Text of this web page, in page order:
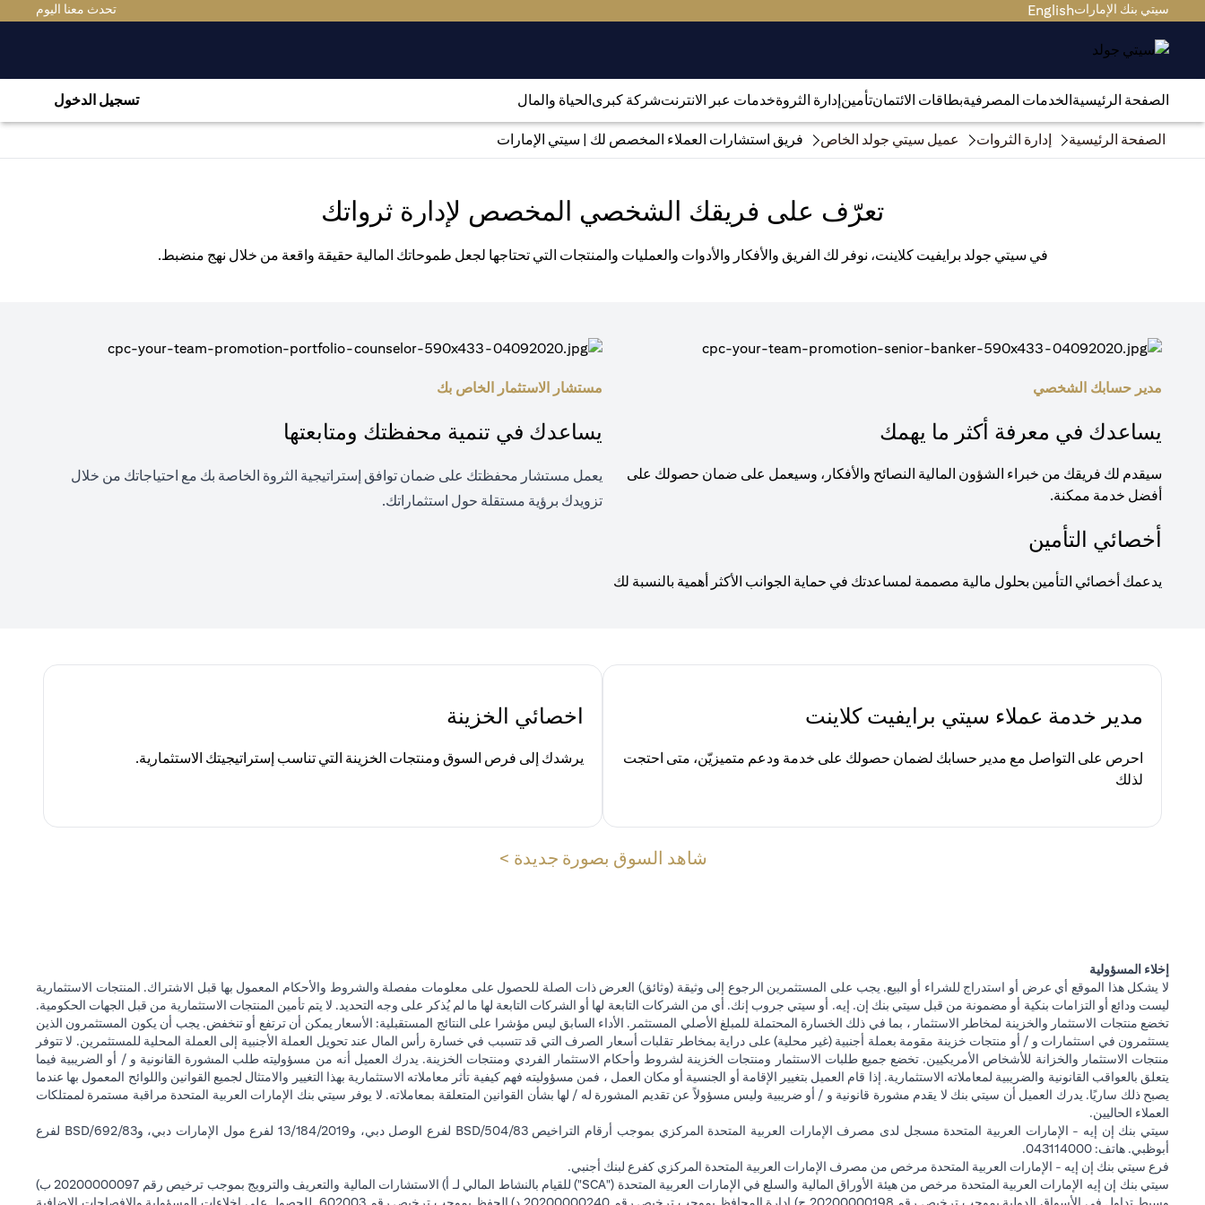
سيتي بنك الإماراتEnglish تحدث معنا اليوم
الصفحة الرئيسيةالخدمات المصرفيةبطاقات الائتمانتأمينإدارة الثروةخدمات عبر الانترنتشركة كبرىالحياة والمال تسجيل الدخول
الصفحة الرئيسية إدارة الثروات عميل سيتي جولد الخاص فريق استشارات العملاء المخصص لك | سيتي الإمارات
تعرّف على فريقك الشخصي المخصص لإدارة ثرواتك
في سيتي جولد برايفيت كلاينت، نوفر لك الفريق والأفكار والأدوات والعمليات والمنتجات التي تحتاجها لجعل طموحاتك المالية حقيقة واقعة من خلال نهج منضبط.
مدير حسابك الشخصي
يساعدك في معرفة أكثر ما يهمك
سيقدم لك فريقك من خبراء الشؤون المالية النصائح والأفكار، وسيعمل على ضمان حصولك على
أفضل خدمة ممكنة.
أخصائي التأمين
يدعمك أخصائي التأمين بحلول مالية مصممة لمساعدتك في حماية الجوانب الأكثر أهمية بالنسبة لك
مستشار الاستثمار الخاص بك
يساعدك في تنمية محفظتك ومتابعتها
يعمل مستشار محفظتك على ضمان توافق إستراتيجية الثروة الخاصة بك مع احتياجاتك من خلال
تزويدك برؤية مستقلة حول استثماراتك.
مدير خدمة عملاء سيتي برايفيت كلاينت
احرص على التواصل مع مدير حسابك لضمان حصولك على خدمة ودعم متميزيّن، متى احتجت
لذلك
اخصائي الخزينة
يرشدك إلى فرص السوق ومنتجات الخزينة التي تناسب إستراتيجيتك الاستثمارية.
شاهد السوق بصورة جديدة >
إخلاء المسؤولية
لا يشكل هذا الموقع أي عرض أو استدراج للشراء أو البيع. يجب على المستثمرين الرجوع إلى وثيقة (وثائق) العرض ذات الصلة للحصول على معلومات مفصلة والشروط والأحكام المعمول بها قبل الاشتراك. المنتجات الاستثمارية
ليست ودائع أو التزامات بنكية أو مضمونة من قبل سيتي بنك إن. إيه. أو سيتي جروب إنك. أي من الشركات التابعة لها أو الشركات التابعة لها ما لم يُذكر على وجه التحديد. لا يتم تأمين المنتجات الاستثمارية من قبل الجهات الحكومية.
تخضع منتجات الاستثمار والخزينة لمخاطر الاستثمار ، بما في ذلك الخسارة المحتملة للمبلغ الأصلي المستثمر. الأداء السابق ليس مؤشرا على النتائج المستقبلية: الأسعار يمكن أن ترتفع أو تنخفض. يجب أن يكون المستثمرون الذين
يستثمرون في استثمارات و / أو منتجات خزينة مقومة بعملة أجنبية (غير محلية) على دراية بمخاطر تقلبات أسعار الصرف التي قد تتسبب في خسارة رأس المال عند تحويل العملة الأجنبية إلى العملة المحلية للمستثمرين. لا تتوفر
منتجات الاستثمار والخزانة للأشخاص الأمريكيين. تخضع جميع طلبات الاستثمار ومنتجات الخزينة لشروط وأحكام الاستثمار الفردي ومنتجات الخزينة. يدرك العميل أنه من مسؤوليته طلب المشورة القانونية و / أو الضريبية فيما
يتعلق بالعواقب القانونية والضريبية لمعاملاته الاستثمارية. إذا قام العميل بتغيير الإقامة أو الجنسية أو مكان العمل ، فمن مسؤوليته فهم كيفية تأثر معاملاته الاستثمارية بهذا التغيير والامتثال لجميع القوانين واللوائح المعمول بها عندما
يصبح ذلك ساريًا. يدرك العميل أن سيتي بنك لا يقدم مشورة قانونية و / أو ضريبية وليس مسؤولاً عن تقديم المشورة له / لها بشأن القوانين المتعلقة بمعاملاته. لا يوفر سيتي بنك الإمارات العربية المتحدة مراقبة مستمرة لممتلكات
العملاء الحاليين.
سيتي بنك إن إيه - الإمارات العربية المتحدة مسجل لدى مصرف الإمارات العربية المتحدة المركزي بموجب أرقام التراخيص BSD/504/83 لفرع الوصل دبي، و13/184/2019 لفرع مول الإمارات دبي، وBSD/692/83 لفرع
أبوظبي. هاتف: 043114000.
فرع سيتي بنك إن إيه - الإمارات العربية المتحدة مرخص من مصرف الإمارات العربية المتحدة المركزي كفرع لبنك أجنبي.
سيتي بنك إن إيه الإمارات العربية المتحدة مرخص من هيئة الأوراق المالية والسلع في الإمارات العربية المتحدة ("SCA") للقيام بالنشاط المالي لـ أ) الاستشارات المالية والتعريف والترويج بموجب ترخيص رقم 20200000097 ب)